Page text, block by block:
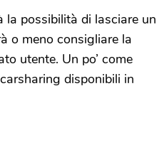
possibilità di lasciare un
o meno consigliare la
utente. Un po’ come
disponibili in